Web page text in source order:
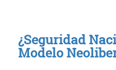
¿Seguridad
Modelo